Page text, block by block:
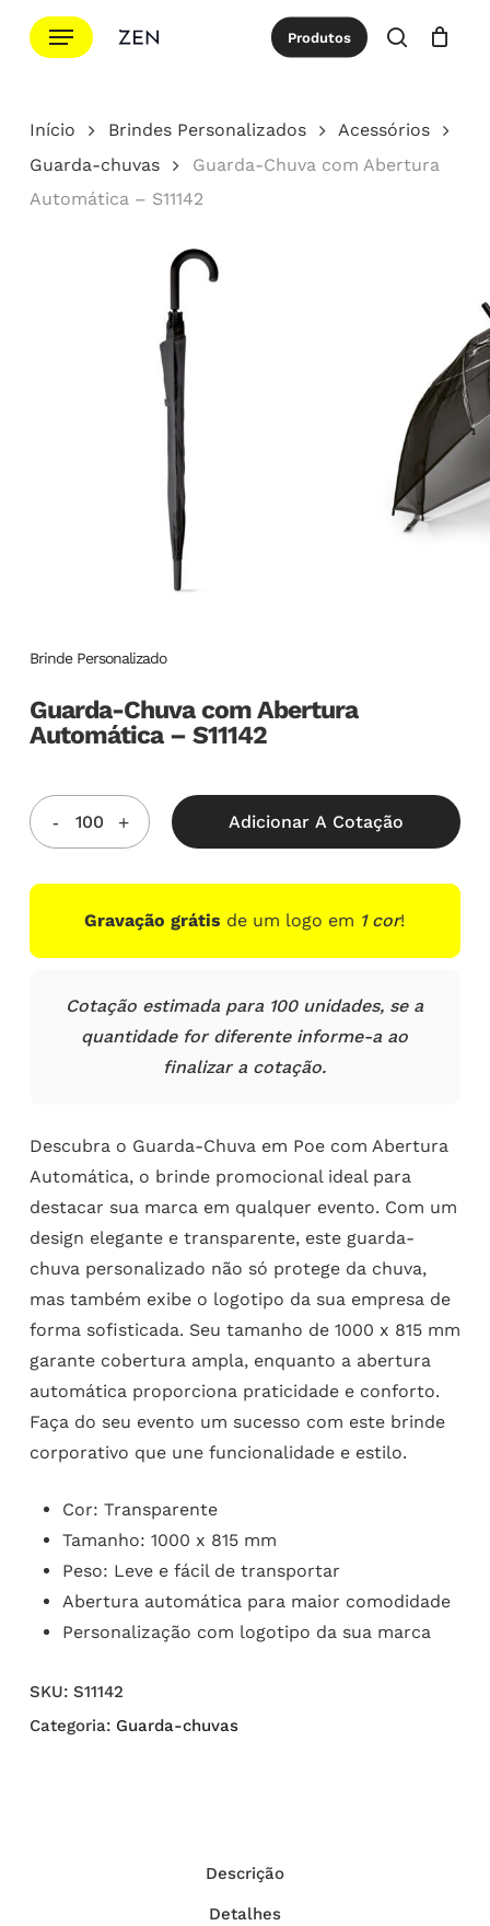
para
principal
Menu Produtos
procurar
Cotação Close
Início Brindes Personalizados
Acessórios
Guarda-chuvas
Guarda-Chuva com Abertura
Automática – S11142
Brinde Personalizado
Guarda-Chuva com Abertura
Automática – S11142
Adicionar A Cotação
Gravação grátis de um logo em 1 cor!
Cotação estimada para 100 unidades, se a
quantidade for diferente informe-a ao
finalizar a cotação.
Descubra o Guarda-Chuva em Poe com Abertura
Automática, o brinde promocional ideal para
destacar sua marca em qualquer evento. Com um
design elegante e transparente, este guarda-
chuva personalizado não só protege da chuva,
mas também exibe o logotipo da sua empresa de
forma sofisticada. Seu tamanho de 1000 x 815 mm
garante cobertura ampla, enquanto a abertura
automática proporciona praticidade e conforto.
Faça do seu evento um sucesso com este brinde
corporativo que une funcionalidade e estilo.
Cor: Transparente
Tamanho: 1000 x 815 mm
Peso: Leve e fácil de transportar
Abertura automática para maior comodidade
Personalização com logotipo da sua marca
SKU: S11142
Categoria: Guarda-chuvas
Descrição
Detalhes